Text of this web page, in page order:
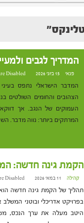
המדריך לגבים
פנאי 15 ביוני 2026 at 10:20 Disabled
המדבר הישראלי נתפס
הצהובים והחומים השולטים
העמוקים של הנגב. אך
המרתקים ביותר: נווה מדבר.
הקמת גינה חדשה:
קהילה 11 במאי 2026 at 10:44 Disabled
תהליך של הקמת גינה חדשה
בפרויקט אדריכלי ובוטני
היטב מעלה את ערך הנכס,